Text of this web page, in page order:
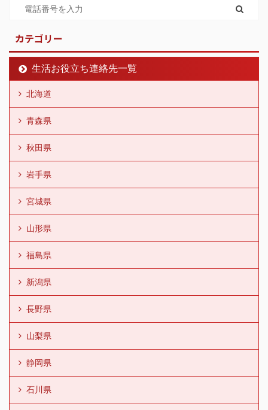
カテゴリー
生活お役立ち連絡先一覧
北海道
青森県
秋田県
岩手県
宮城県
山形県
福島県
新潟県
長野県
山梨県
静岡県
石川県